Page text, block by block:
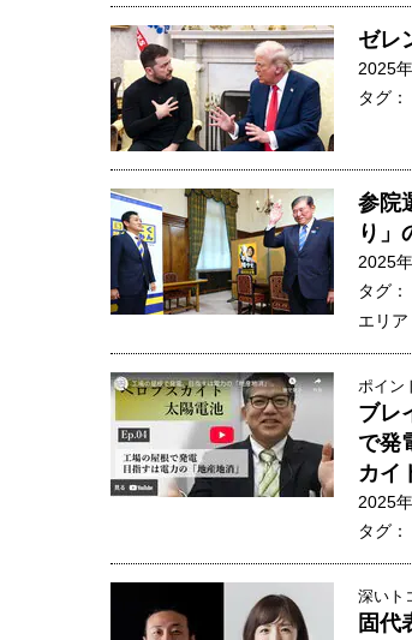
ゼレ
2025
タグ：
参院
り」
2025
タグ：
エリア
ポイン
ブレ
で発
カイ
2025
タグ：
深いト
固代
合発電の現在地
界像」｜江尻晶・
創成科学研究科教